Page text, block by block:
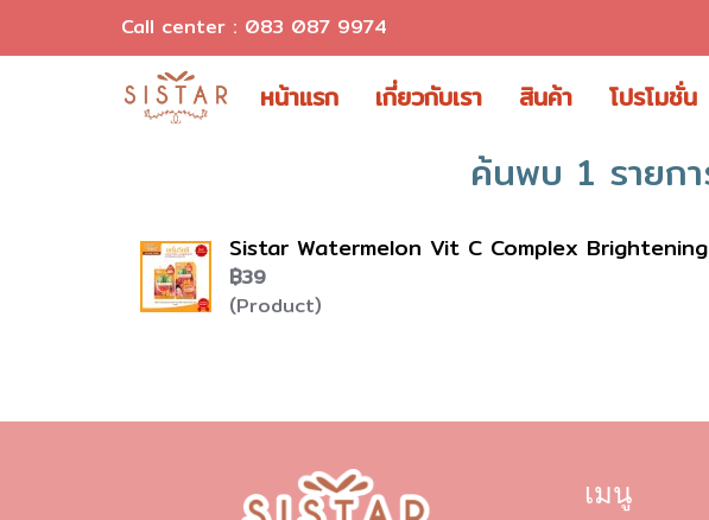
Call center : 083 087 9974
หน้าแรก เกี่ยวกับเรา สินค้า โปรโมชั่น
ค้นพบ 1 รายกา
Sistar Watermelon Vit C Complex Brightening
฿39
(Product)
เมนู